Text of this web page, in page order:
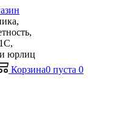
юрлиц
Корзина0 пуста 0